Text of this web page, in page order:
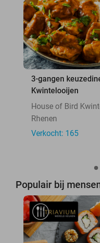
3-gangen
Kwintelooijen
House of Bird
Rhenen
Verkocht: 165
Populair bij